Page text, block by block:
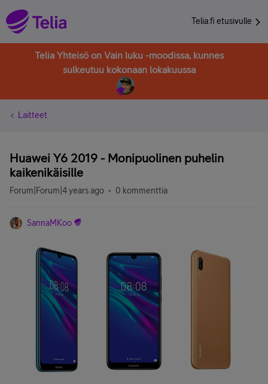
Telia.fi etusivulle
Telia Yhteisö on Vain luku -moodissa, kunnes
sulkeutuu kokonaan lokakuussa
Laitteet
Huawei Y6 2019 - Monipuolinen puhelin
kaikenikäisille
Forum|Forum|4 years ago 0 kommenttia
SannaMKoo